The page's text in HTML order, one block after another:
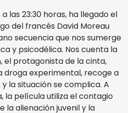
las 23:30 horas, ha llegado el
del francés David Moreau
secuencia que nos sumerge
y psicodélica. Nos cuenta la
el protagonista de la cinta,
droga experimental, recoge a
la situación se complica. A
la película utiliza el contagio
la alienación juvenil y la